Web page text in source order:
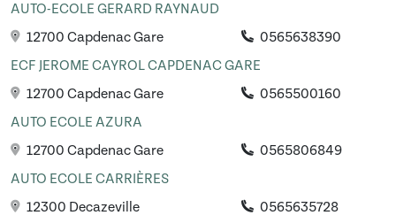
AUTO-ECOLE GERARD RAYNAUD
12700 Capdenac Gare
0565638390
ECF JEROME CAYROL CAPDENAC GARE
12700 Capdenac Gare
0565500160
AUTO ECOLE AZURA
12700 Capdenac Gare
0565806849
AUTO ECOLE CARRIÈRES
12300 Decazeville
0565635728